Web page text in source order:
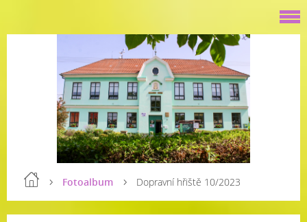
Fotoalbum Dopravní hřiště 10/2023